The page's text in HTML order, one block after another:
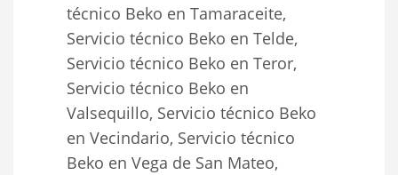
técnico Beko en Tamaraceite,
Servicio técnico Beko en Telde,
Servicio técnico Beko en Teror,
Servicio técnico Beko en
Valsequillo, Servicio técnico Beko
en Vecindario, Servicio técnico
Beko en Vega de San Mateo,